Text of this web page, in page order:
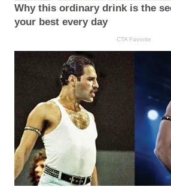
Why this ordinary drink is the
your best every day
CTA Favorite